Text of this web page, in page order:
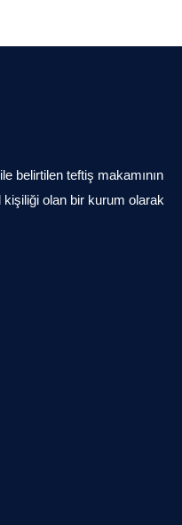
belirtilen teftiş makamının
olan bir kurum olarak